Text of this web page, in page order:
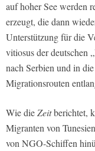
auf hoher See werden
erzeugt, die dann
Unterstützung für die
vitiosus der deutschen
nach Serbien und in
Migrationsrouten
Wie dieZeitberichtet,
Migranten von
von NGO-Schiffen